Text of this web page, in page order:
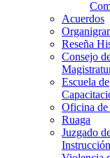
Acuerdos
Reseña
Consejo
Escuela de
Oficina de
Ruaga
Juzgado